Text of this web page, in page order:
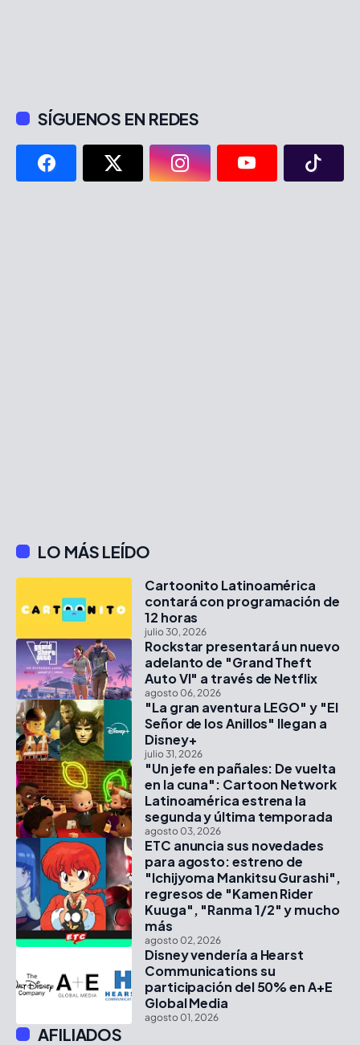
SÍGUENOS EN REDES
LO MÁS LEÍDO
Cartoonito Latinoamérica
contará con programación de
12 horas
julio 30, 2026
Rockstar presentará un nuevo
adelanto de "Grand Theft
Auto VI" a través de Netflix
agosto 06, 2026
"La gran aventura LEGO" y "El
Señor de los Anillos" llegan a
Disney+
julio 31, 2026
"Un jefe en pañales: De vuelta
en la cuna": Cartoon Network
Latinoamérica estrena la
segunda y última temporada
agosto 03, 2026
ETC anuncia sus novedades
para agosto: estreno de
"Ichijyoma Mankitsu Gurashi",
regresos de "Kamen Rider
Kuuga", "Ranma 1/2" y mucho
más
agosto 02, 2026
Disney vendería a Hearst
Communications su
participación del 50% en A+E
Global Media
agosto 01, 2026
AFILIADOS